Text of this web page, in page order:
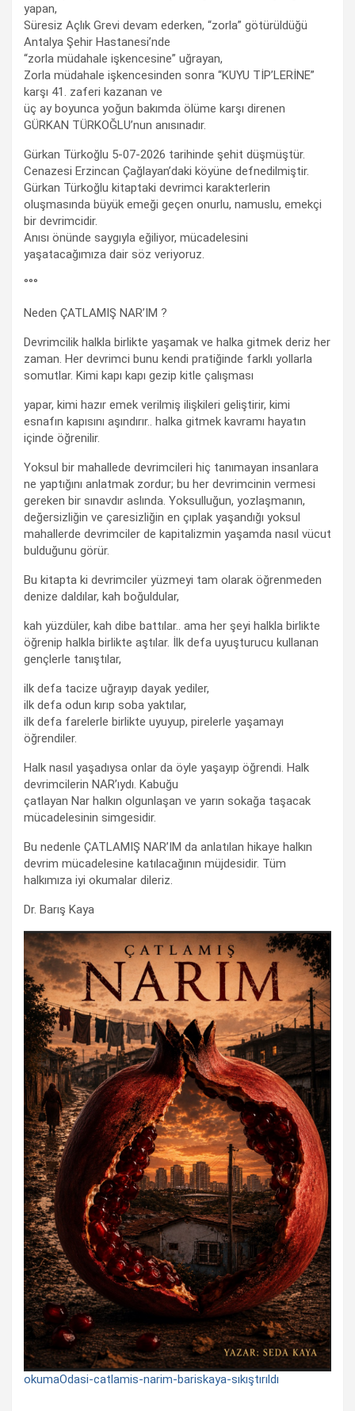
yapan,
Süresiz Açlık Grevi devam ederken, “zorla” götürüldüğü
Antalya Şehir Hastanesi’nde
“zorla müdahale işkencesine” uğrayan,
Zorla müdahale işkencesinden sonra “KUYU TİP’LERİNE”
karşı 41. zaferi kazanan ve
üç ay boyunca yoğun bakımda ölüme karşı direnen
GÜRKAN TÜRKOĞLU’nun anısınadır.
Gürkan Türkoğlu 5-07-2026 tarihinde şehit düşmüştür.
Cenazesi Erzincan Çağlayan’daki köyüne defnedilmiştir.
Gürkan Türkoğlu kitaptaki devrimci karakterlerin
oluşmasında büyük emeği geçen onurlu, namuslu, emekçi
bir devrimcidir.
Anısı önünde saygıyla eğiliyor, mücadelesini
yaşatacağımıza dair söz veriyoruz.
°°°
Neden ÇATLAMIŞ NAR’IM ?
Devrimcilik halkla birlikte yaşamak ve halka gitmek deriz her
zaman. Her devrimci bunu kendi pratiğinde farklı yollarla
somutlar. Kimi kapı kapı gezip kitle çalışması
yapar, kimi hazır emek verilmiş ilişkileri geliştirir, kimi
esnafın kapısını aşındırır.. halka gitmek kavramı hayatın
içinde öğrenilir.
Yoksul bir mahallede devrimcileri hiç tanımayan insanlara
ne yaptığını anlatmak zordur; bu her devrimcinin vermesi
gereken bir sınavdır aslında. Yoksulluğun, yozlaşmanın,
değersizliğin ve çaresizliğin en çıplak yaşandığı yoksul
mahallerde devrimciler de kapitalizmin yaşamda nasıl vücut
bulduğunu görür.
Bu kitapta ki devrimciler yüzmeyi tam olarak öğrenmeden
denize daldılar, kah boğuldular,
kah yüzdüler, kah dibe battılar.. ama her şeyi halkla birlikte
öğrenip halkla birlikte aştılar. İlk defa uyuşturucu kullanan
gençlerle tanıştılar,
ilk defa tacize uğrayıp dayak yediler,
ilk defa odun kırıp soba yaktılar,
ilk defa farelerle birlikte uyuyup, pirelerle yaşamayı
öğrendiler.
Halk nasıl yaşadıysa onlar da öyle yaşayıp öğrendi. Halk
devrimcilerin NAR’ıydı. Kabuğu
çatlayan Nar halkın olgunlaşan ve yarın sokağa taşacak
mücadelesinin simgesidir.
Bu nedenle ÇATLAMIŞ NAR’IM da anlatılan hikaye halkın
devrim mücadelesine katılacağının müjdesidir. Tüm
halkımıza iyi okumalar dileriz.
Dr. Barış Kaya
okumaOdasi-catlamis-narim-bariskaya-sıkıştırıldı